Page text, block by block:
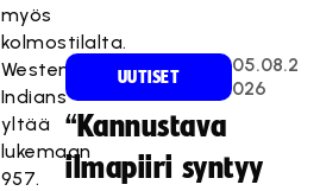
myös
kolmostilalta.
Westend
Indians
yltää
lukemaan
957.
UUTISET
05.08.2
026
“Kannustava
ilmapiiri syntyy